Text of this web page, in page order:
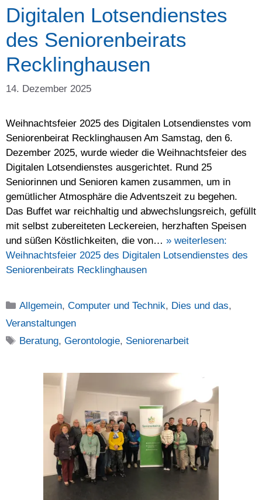
Digitalen Lotsendienstes
des Seniorenbeirats
Recklinghausen
14. Dezember 2025
Weihnachtsfeier 2025 des Digitalen Lotsendienstes vom
Seniorenbeirat Recklinghausen Am Samstag, den 6.
Dezember 2025, wurde wieder die Weihnachtsfeier des
Digitalen Lotsendienstes ausgerichtet. Rund 25
Seniorinnen und Senioren kamen zusammen, um in
gemütlicher Atmosphäre die Adventszeit zu begehen.
Das Buffet war reichhaltig und abwechslungsreich, gefüllt
mit selbst zubereiteten Leckereien, herzhaften Speisen
und süßen Köstlichkeiten, die von… » weiterlesen:
Weihnachtsfeier 2025 des Digitalen Lotsendienstes des
Seniorenbeirats Recklinghausen
Kategorien
Allgemein,Computer und Technik, Dies und das,
Veranstaltungen
Schlagwörter
Beratung,Gerontologie, Seniorenarbeit